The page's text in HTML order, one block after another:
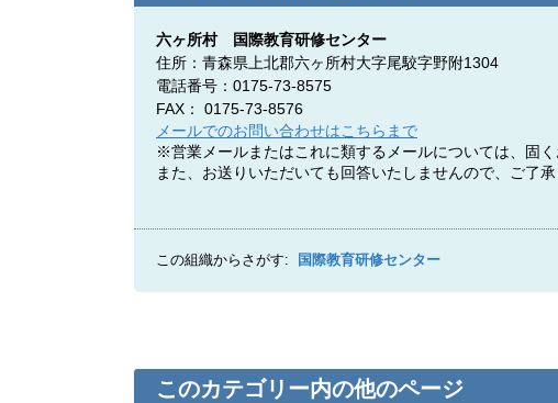
六ヶ所村 国際教育研修センター
住所：青森県上北郡六ヶ所村大字尾駮字野附1304
電話番号：0175-73-8575
FAX： 0175-73-8576
メールでのお問い合わせはこちらまで
※営業メールまたはこれに類するメールについては、固く
また、お送りいただいても回答いたしませんので、ご了
この組織からさがす: 国際教育研修センター
このカテゴリー内の他のページ